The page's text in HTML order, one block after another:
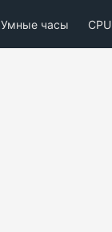
Умные часы CPU